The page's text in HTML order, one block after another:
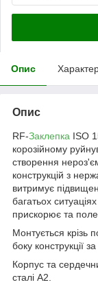
Опис
Опис
RF-Заклепка ISO
корозійному
створення
конструкцій з
витримує
багатьох
прискорює та
Монтується крізь
боку конструкції
Корпус та
сталі А2.